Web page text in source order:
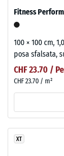
Fitness
100 × 100 cm,
posa sfalsata,
CHF 23.70 /
CHF 23.70 / m²
XT